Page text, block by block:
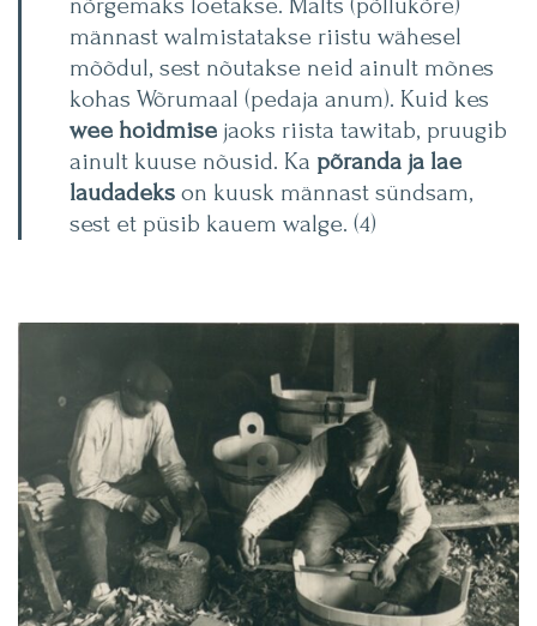
nõrgemaks loetakse. Malts (põllukõre)
männast walmistatakse riistu wähesel
mõõdul, sest nõutakse neid ainult mõnes
kohas Wõrumaal (pedaja anum). Kuid kes
wee hoidmise jaoks riista tawitab, pruugib
ainult kuuse nõusid. Ka põranda ja lae
laudadeks on kuusk männast sündsam,
sest et püsib kauem walge. (4)